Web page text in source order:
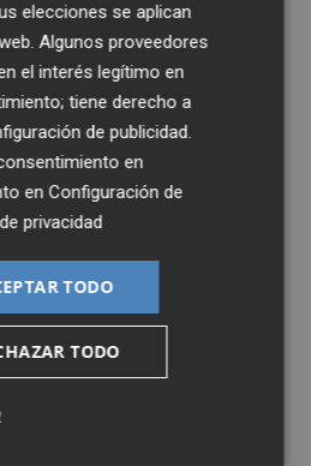
elecciones se aplican
Algunos proveedores
el interés legítimo en
tiene derecho a
de publicidad.
en
enConfiguración de
privacidad
TODO
TODO